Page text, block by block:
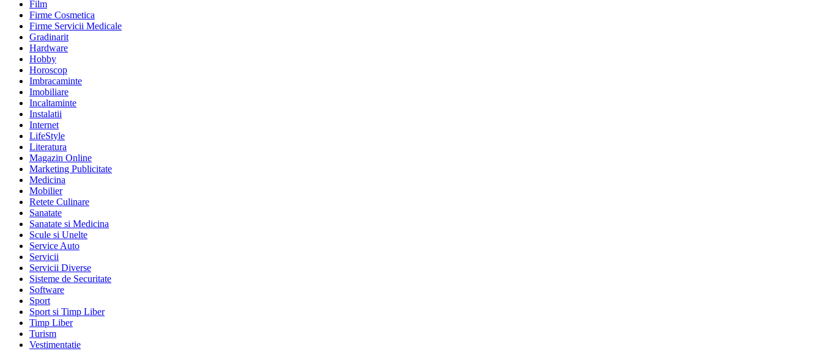
Film
Firme Cosmetica
Firme Servicii Medicale
Gradinarit
Hardware
Hobby
Horoscop
Imbracaminte
Imobiliare
Incaltaminte
Instalatii
Internet
LifeStyle
Literatura
Magazin Online
Marketing Publicitate
Medicina
Mobilier
Retete Culinare
Sanatate
Sanatate si Medicina
Scule si Unelte
Service Auto
Servicii
Servicii Diverse
Sisteme de Securitate
Software
Sport
Sport si Timp Liber
Timp Liber
Turism
Vestimentatie